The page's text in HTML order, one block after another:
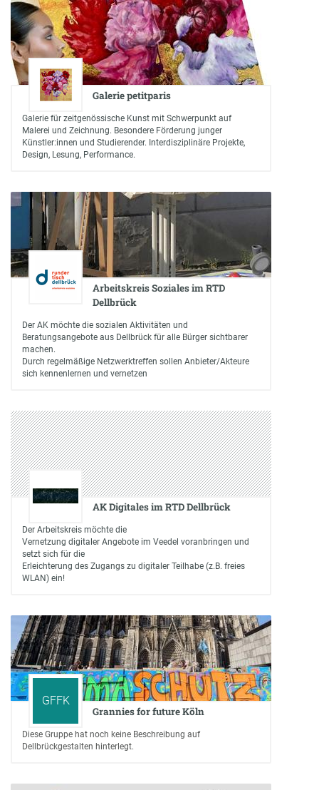
Galerie petitparis
Galerie für zeitgenössische Kunst mit Schwerpunkt auf
Malerei und Zeichnung. Besondere Förderung junger
Künstler:innen und Studierender. Interdisziplinäre Projekte,
Design, Lesung, Performance.
Arbeitskreis Soziales im RTD
Dellbrück
Der AK möchte die sozialen Aktivitäten und
Beratungsangebote aus Dellbrück für alle Bürger sichtbarer
machen.
Durch regelmäßige Netzwerktreffen sollen Anbieter/Akteure
sich kennenlernen und vernetzen
AK Digitales im RTD Dellbrück
Der Arbeitskreis möchte die
Vernetzung digitaler Angebote im Veedel voranbringen und
setzt sich für die
Erleichterung des Zugangs zu digitaler Teilhabe (z.B. freies
WLAN) ein!
GFFK
Grannies for future Köln
Diese Gruppe hat noch keine Beschreibung auf
Dellbrückgestalten hinterlegt.